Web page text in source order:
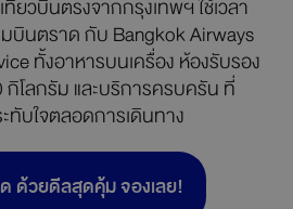
ยวบินตรงจากกรุงเทพฯ ใช้เวลา
บินตราด กับ Bangkok Airways
ทั้งอาหารบนเครื่อง ห้องรับรอง
โลกรัม และบริการครบครัน ที่
บใจตลอดการเดินทาง
ด้วยดีลสุดคุ้ม จองเลย!